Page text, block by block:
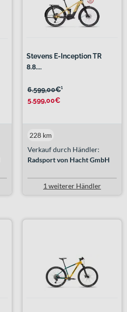
Stevens E-Inception TR
8.8....
6.599,00€¹
5.599,00€
Verkauf durch Händler:
Radsport von Hacht GmbH
228 km
1 weiterer Händler